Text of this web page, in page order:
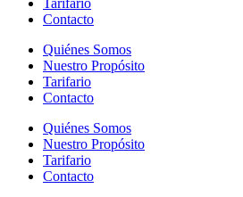
Contacto
Quiénes Somos
Nuestro Propósito
Tarifario
Contacto
Quiénes Somos
Nuestro Propósito
Tarifario
Contacto